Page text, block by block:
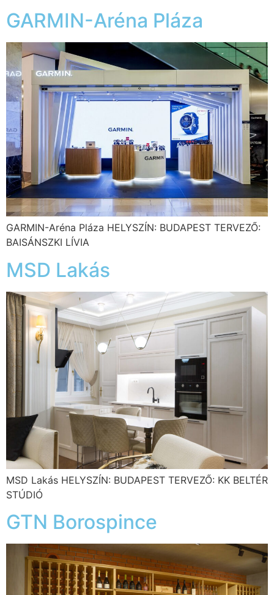
GARMIN-Aréna Pláza
GARMIN-Aréna Pláza HELYSZÍN: BUDAPEST TERVEZŐ:
BAISÁNSZKI LÍVIA
MSD Lakás
MSD Lakás HELYSZÍN: BUDAPEST TERVEZŐ: KK BELTÉR
STÚDIÓ
GTN Borospince